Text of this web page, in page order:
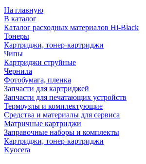
На главную
В каталог
Каталог расходных материалов Hi-Black
Тонеры
Картриджи, тонер-картриджи
Чипы
Картриджи струйные
Чернила
Фотобумага, пленка
Запчасти для картриджей
Запчасти для печатающих устройств
Термоузлы и комплектующие
Средства и материалы для сервиса
Матричные картриджи
Заправочные наборы и комплекты
Картриджи, тонер-картриджи
Kyocera